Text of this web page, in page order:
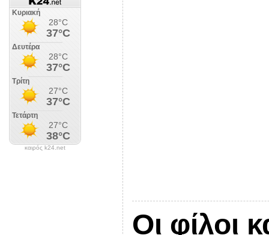
καιρός k24.net
Οι φίλοι